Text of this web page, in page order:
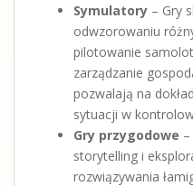
Symulatory – Gry
odwzorowaniu
pilotowanie
zarządzanie
pozwalają na
sytuacji w
Gry przygodowe
storytelling i
rozwiązywania